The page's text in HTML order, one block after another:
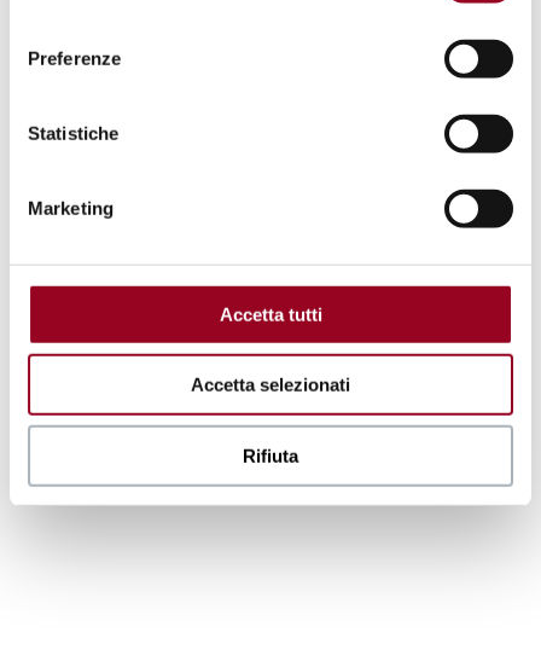
Preferenze
Statistiche
Marketing
Accetta tutti
Accetta selezionati
Rifiuta